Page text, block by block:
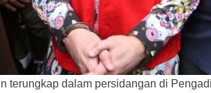
terungkap dalam persidangan di